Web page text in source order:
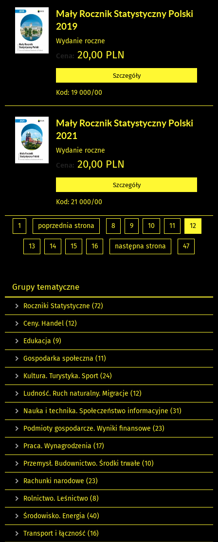
Mały Rocznik Statystyczny Polski
2019
Wydanie roczne
Cena: 20,00 PLN
Szczegóły
Kod: 19 000/00
Mały Rocznik Statystyczny Polski
2021
Wydanie roczne
Cena: 20,00 PLN
Szczegóły
Kod: 21 000/00
1 poprzednia strona 8 9 10 11 12
13 14 15 16 następna strona 47
Grupy tematyczne
Roczniki Statystyczne (72)
Ceny. Handel (12)
Edukacja (9)
Gospodarka społeczna (11)
Kultura. Turystyka. Sport (24)
Ludność. Ruch naturalny. Migracje (12)
Nauka i technika. Społeczeństwo informacyjne (31)
Podmioty gospodarcze. Wyniki finansowe (23)
Praca. Wynagrodzenia (17)
Przemysł. Budownictwo. Środki trwałe (10)
Rachunki narodowe (23)
Rolnictwo. Leśnictwo (8)
Środowisko. Energia (40)
Transport i łączność (16)